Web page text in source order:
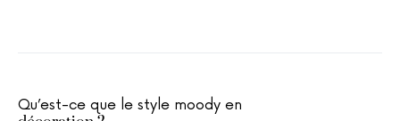
Qu’est-ce que le style moody en